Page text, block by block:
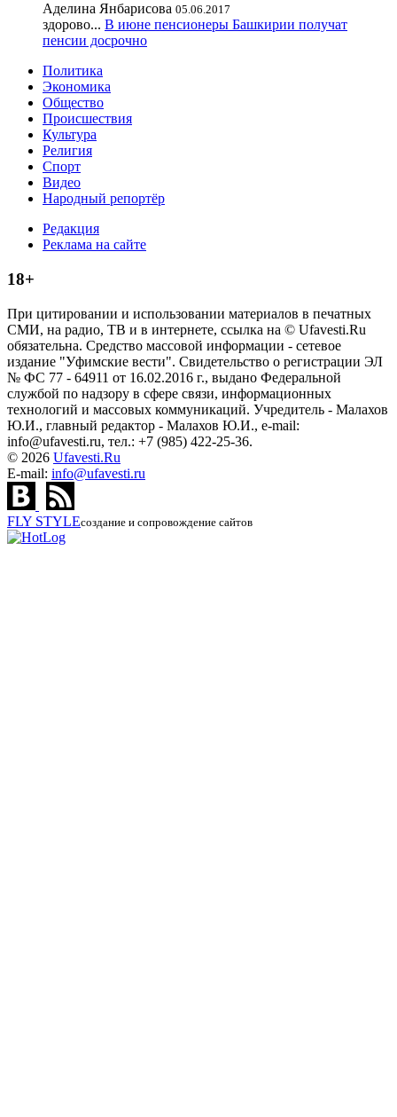
Аделина Янбарисова 05.06.2017
здорово... В июне пенсионеры Башкирии получат
пенсии досрочно
Политика
Экономика
Общество
Происшествия
Культура
Религия
Спорт
Видео
Народный репортёр
Редакция
Реклама на сайте
18+
При цитировании и использовании материалов в печатных
СМИ, на радио, ТВ и в интернете, ссылка на © Ufavesti.Ru
обязательна. Средство массовой информации - сетевое
издание "Уфимские вести". Свидетельство о регистрации ЭЛ
№ ФС 77 - 64911 от 16.02.2016 г., выдано Федеральной
службой по надзору в сфере связи, информационных
технологий и массовых коммуникаций. Учредитель - Малахов
Ю.И., главный редактор - Малахов Ю.И., e-mail:
info@ufavesti.ru, тел.: +7 (985) 422-25-36.
© 2026 Ufavesti.Ru
E-mail: info@ufavesti.ru
FLY STYLEсоздание и сопровождение сайтов